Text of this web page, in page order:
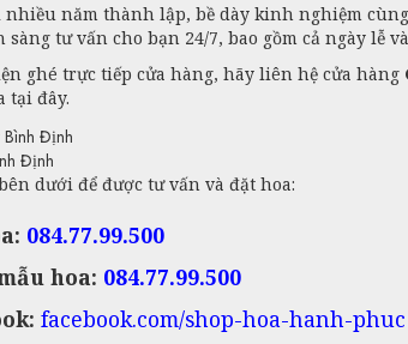
năm thành lập, bề dày kinh nghiệm
tư vấn cho bạn 24/7, bao gồm cả ngày lễ
ghé trực tiếp cửa hàng, hãy liên hệ cửa hàng
tại đây.
Định
dưới để được tư vấn và đặt hoa:
084.77.99.500
hoa: 084.77.99.500
facebook.com/shop-hoa-hanh-phuc